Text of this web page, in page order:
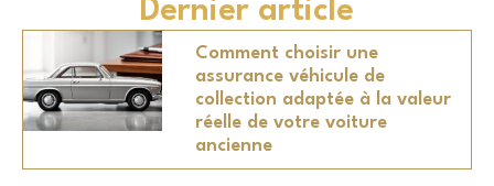
Dernier article
Comment choisir une
assurance véhicule de
collection adaptée à la valeur
réelle de votre voiture
ancienne